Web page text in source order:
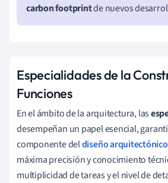
carbon footprintde nuevos
Especialidades de la
Funciones
En el ámbito de la arquitectura, las
desempeñan un papel esencial,
componente deldiseño arquitectónico
máxima precisión y conocimiento
multiplicidad de tareas y el nivel de